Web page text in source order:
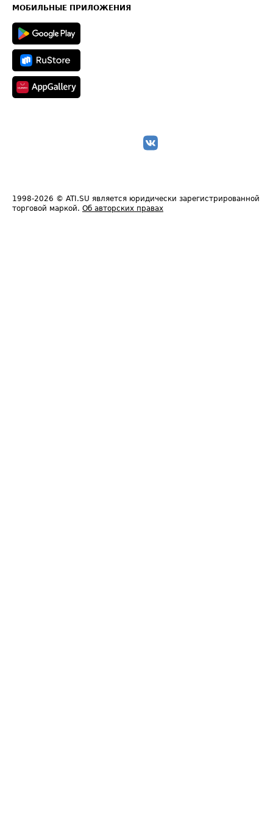
Техническая информация
МОБИЛЬНЫЕ ПРИЛОЖЕНИЯ
1998-2026 © ATI.SU является юридически зарегистрированной
торговой маркой. Об авторских правах